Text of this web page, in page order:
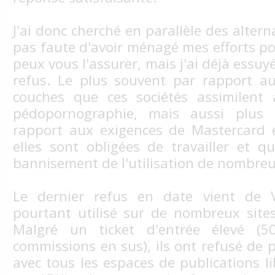
J'ai donc cherché en parallèle des
pas faute d'avoir ménagé mes efforts
peux vous l'assurer, mais j'ai déjà
refus. Le plus souvent par rapport
couches que ces sociétés
pédopornographie, mais aussi plus
rapport aux exigences de Mastercard
elles sont obligées de travailler et
bannisement de l'utilisation de
Le dernier refus en date vient de
pourtant utilisé sur de nombreux
Malgré un ticket d'entrée élevé
commissions en sus), ils ont refusé de
avec tous les espaces de publications